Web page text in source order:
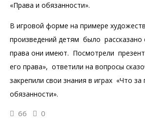
«Права и обязанности».
В игровой форме на примере
произведений детям было
права они имеют. Посмотрели
его права», ответили на вопросы
закрепили свои знания в играх «Что за
обязанности».
66 0